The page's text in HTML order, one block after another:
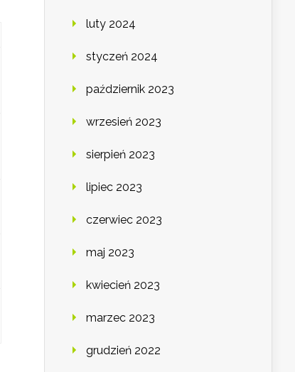
luty 2024
styczeń 2024
październik 2023
wrzesień 2023
sierpień 2023
lipiec 2023
czerwiec 2023
maj 2023
kwiecień 2023
marzec 2023
grudzień 2022